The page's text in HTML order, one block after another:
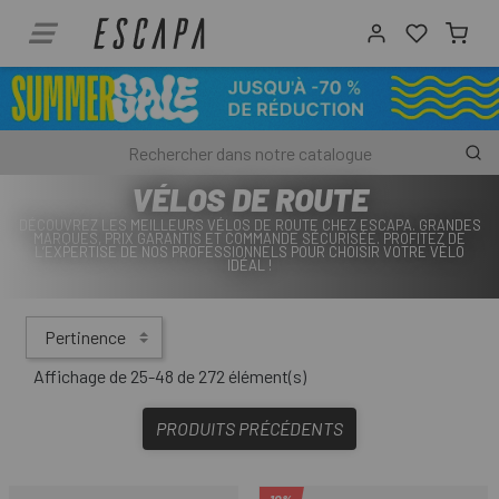
VÉLOS DE ROUTE
DÉCOUVREZ LES MEILLEURS VÉLOS DE ROUTE CHEZ ESCAPA. GRANDES
MARQUES, PRIX GARANTIS ET COMMANDE SÉCURISÉE. PROFITEZ DE
L’EXPERTISE DE NOS PROFESSIONNELS POUR CHOISIR VOTRE VÉLO
IDÉAL !
Pertinence
Affichage de 25-48 de 272 élément(s)
PRODUITS PRÉCÉDENTS